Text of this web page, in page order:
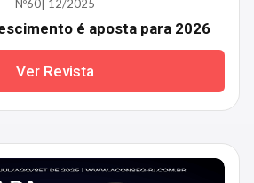
Nº60| 12/2025
é aposta para 2026
Ver Revista